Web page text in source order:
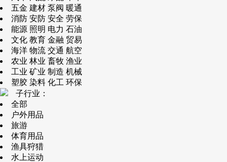
五金 建材 泵阀 暖通
消防 安防 安全 劳保
能源 照明 电力 石油
文化 教育 金融 贸易
海洋 物流 交通 航空
农业 林业 畜牧 渔业
工业 矿业 制造 机械
塑胶 染料 化工 环保
子行业：
全部
户外用品
旅游
体育用品
渔具狩猎
水上运动